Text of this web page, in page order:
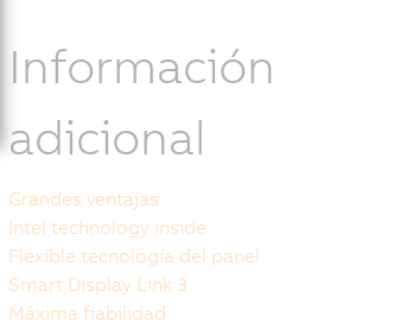
Información
adicional
Grandes ventajas
Intel technology inside
Flexible tecnología del panel
Smart Display Link 3
Máxima fiabilidad